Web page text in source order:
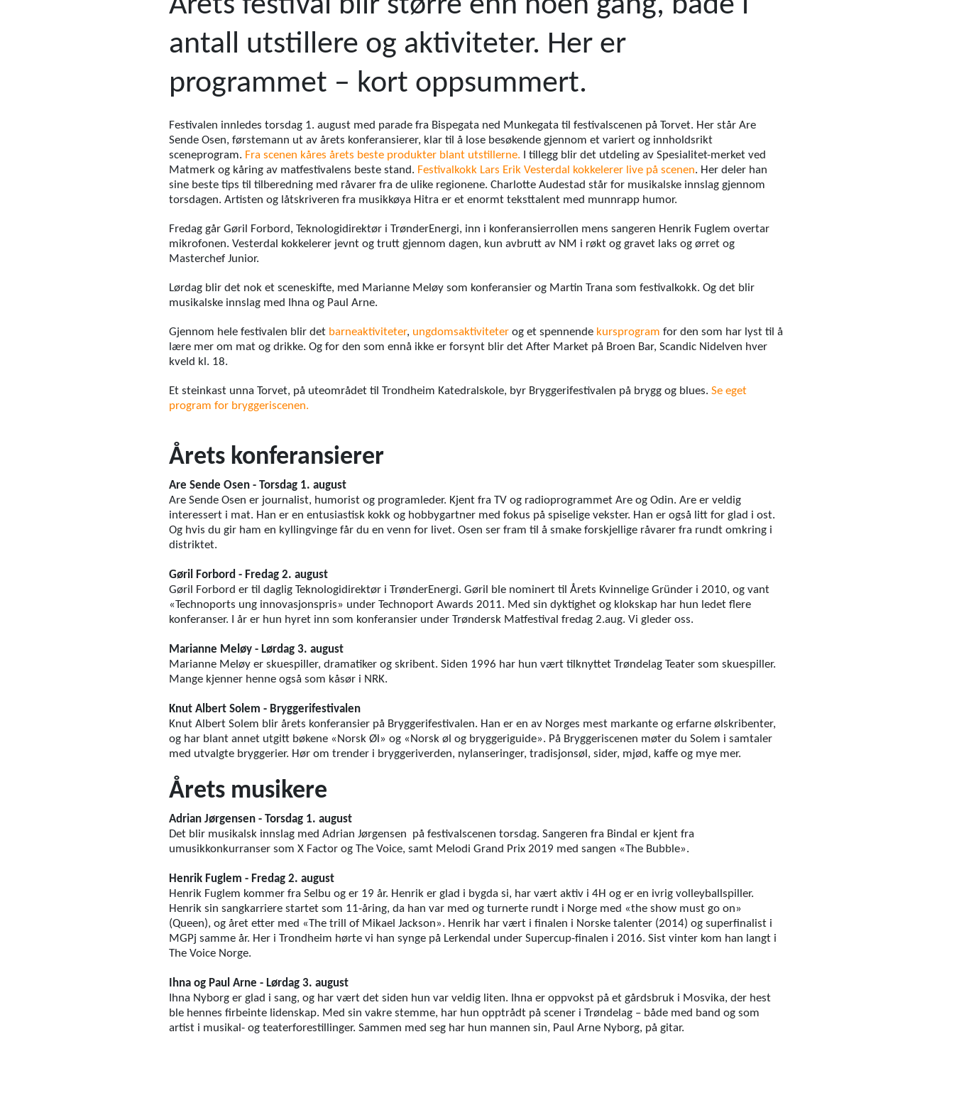
antall utstillere og aktiviteter. Her er
programmet – kort oppsummert.
Festivalen innledes torsdag 1. august med parade fra Bispegata ned Munkegata til festivalscenen på Torvet. Her står Are
Sende Osen, førstemann ut av årets konferansierer, klar til å lose besøkende gjennom et variert og innholdsrikt
sceneprogram. Fra scenen kåres årets beste produkter blant utstillerne. I tillegg blir det utdeling av Spesialitet-merket ved
Matmerk og kåring av matfestivalens beste stand. Festivalkokk Lars Erik Vesterdal kokkelerer live på scenen. Her deler han
sine beste tips til tilberedning med råvarer fra de ulike regionene. Charlotte Audestad står for musikalske innslag gjennom
torsdagen. Artisten og låtskriveren fra musikkøya Hitra er et enormt teksttalent med munnrapp humor.
Fredag går Gøril Forbord, Teknologidirektør i TrønderEnergi, inn i konferansierrollen mens sangeren Henrik Fuglem overtar
mikrofonen. Vesterdal kokkelerer jevnt og trutt gjennom dagen, kun avbrutt av NM i røkt og gravet laks og ørret og
Masterchef Junior.
Lørdag blir det nok et sceneskifte, med Marianne Meløy som konferansier og Martin Trana som festivalkokk. Og det blir
musikalske innslag med Ihna og Paul Arne.
Gjennom hele festivalen blir det barneaktiviteter, ungdomsaktiviteterog et spennende kursprogram for den som har lyst til å
lære mer om mat og drikke. Og for den som ennå ikke er forsynt blir det After Market på Broen Bar, Scandic Nidelven hver
kveld kl. 18.
Et steinkast unna Torvet, på uteområdet til Trondheim Katedralskole, byr Bryggerifestivalen på brygg og blues. Se eget
program for bryggeriscenen.
Årets konferansierer
Are Sende Osen - Torsdag 1. august
Are Sende Osen er journalist, humorist og programleder. Kjent fra TV og radioprogrammet Are og Odin. Are er veldig
interessert i mat. Han er en entusiastisk kokk og hobbygartner med fokus på spiselige vekster. Han er også litt for glad i ost.
Og hvis du gir ham en kyllingvinge får du en venn for livet. Osen ser fram til å smake forskjellige råvarer fra rundt omkring i
distriktet.
Gøril Forbord - Fredag 2. august
Gøril Forbord er til daglig Teknologidirektør i TrønderEnergi. Gøril ble nominert til Årets Kvinnelige Gründer i 2010, og vant
«Technoports ung innovasjonspris» under Technoport Awards 2011. Med sin dyktighet og klokskap har hun ledet flere
konferanser. I år er hun hyret inn som konferansier under Trøndersk Matfestival fredag 2.aug. Vi gleder oss.
Marianne Meløy - Lørdag 3. august
Marianne Meløy er skuespiller, dramatiker og skribent. Siden 1996 har hun vært tilknyttet Trøndelag Teater som skuespiller.
Mange kjenner henne også som kåsør i NRK.
Knut Albert Solem - Bryggerifestivalen
Knut Albert Solem blir årets konferansier på Bryggerifestivalen. Han er en av Norges mest markante og erfarne ølskribenter,
og har blant annet utgitt bøkene «Norsk Øl» og «Norsk øl og bryggeriguide». På Bryggeriscenen møter du Solem i samtaler
med utvalgte bryggerier. Hør om trender i bryggeriverden, nylanseringer, tradisjonsøl, sider, mjød, kaffe og mye mer.
Årets musikere
Adrian Jørgensen - Torsdag 1. august
Det blir musikalsk innslag med Adrian Jørgensen på festivalscenen torsdag. Sangeren fra Bindal er kjent fra
umusikkonkurranser som X Factor og The Voice, samt Melodi Grand Prix 2019 med sangen «The Bubble».
Henrik Fuglem - Fredag 2. august
Henrik Fuglem kommer fra Selbu og er 19 år. Henrik er glad i bygda si, har vært aktiv i 4H og er en ivrig volleyballspiller.
Henrik sin sangkarriere startet som 11-åring, da han var med og turnerte rundt i Norge med «the show must go on»
(Queen), og året etter med «The trill of Mikael Jackson». Henrik har vært i finalen i Norske talenter (2014) og superfinalist i
MGPj samme år. Her i Trondheim hørte vi han synge på Lerkendal under Supercup-finalen i 2016. Sist vinter kom han langt i
The Voice Norge.
Ihna og Paul Arne - Lørdag 3. august
Ihna Nyborg er glad i sang, og har vært det siden hun var veldig liten. Ihna er oppvokst på et gårdsbruk i Mosvika, der hest
ble hennes firbeinte lidenskap. Med sin vakre stemme, har hun opptrådt på scener i Trøndelag – både med band og som
artist i musikal- og teaterforestillinger. Sammen med seg har hun mannen sin, Paul Arne Nyborg, på gitar.